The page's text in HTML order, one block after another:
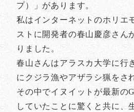
プ）」があります。
私はインターネットのホリエ
ストに開発者の春山慶彦さん
りました。
春山さんはアラスカ大学に行
にクジラ漁やアザラシ猟をさ
その中でイヌイットが最新の
していたことに驚くと共に、